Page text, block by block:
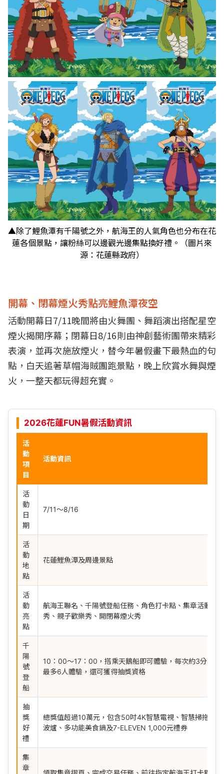
▲除了鯉魚潭有千陽號之外，航海王的人氣角色也分布在花
蓮各個景點，讓粉絲可以邊觀光邊集點換好禮。（圖片來
源：花蓮縣政府）
開幕、閉幕煙火秀點亮鯉魚潭夜空
活動開幕日7/11晚間將由火舞團、舞蹈演出搭配星空
煙火揭開序幕；閉幕日8/16則由神創藝術團帶來精彩
表演，並再次施放煙火，替今年暑假畫下最熱血的句
點，白天追著草帽海賊團跑景點，晚上欣賞水舞與煙
火，一整天都玩得超充實。
2026花蓮FUN暑假活動資訊
活
動
項
目
活動資訊
活
動
日
期
7/11～8/16
活
動
地
點
花蓮鯉魚潭及周邊景點
活
動
亮
點
航海王聯名、千陽號登船任務、角色打卡點、集章活動、
秀、親子歡樂秀、開閉幕煙火秀
千
陽
號
登
船
10：00～17：00，搭乘天鵝船即可體驗，每次約3分鐘，
最多6人體驗，還可獲得抽獎資格
抽
獎
好
禮
總獎值超過10萬元，包含50吋4K智慧電視、智慧掃拖機
波爐、多功能美食鍋及7-ELEVEN 1,000元禮券
集
章